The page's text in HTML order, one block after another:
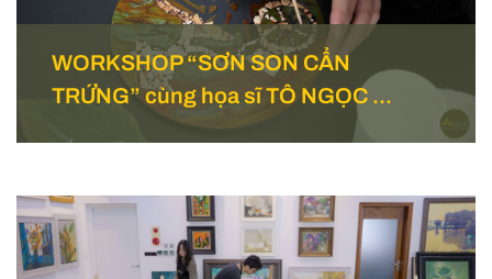
WORKSHOP “SƠN SON CẨN
TRỨNG” cùng họa sĩ TÔ NGỌC ...